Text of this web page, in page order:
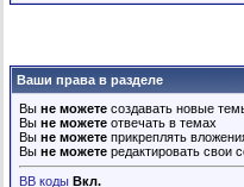
Ваши права в разделе
Вы не можете создавать новые
Вы не можете отвечать в темах
Вы не можете прикреплять
Вы не можете редактировать свои
BB коды Вкл.